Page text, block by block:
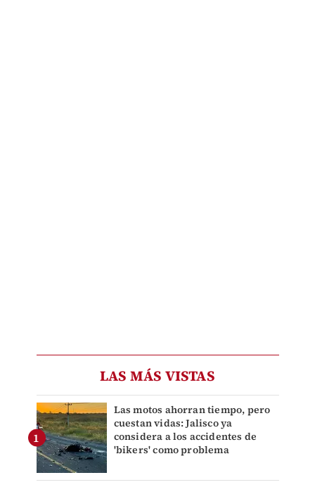
LAS MÁS VISTAS
Las motos ahorran tiempo, pero
cuestan vidas: Jalisco ya
considera a los accidentes de
'bikers' como problema